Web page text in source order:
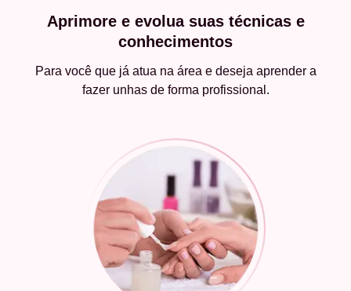
Aprimore e evolua suas técnicas e
conhecimentos
Para você que já atua na área e deseja aprender a
fazer unhas de forma profissional.